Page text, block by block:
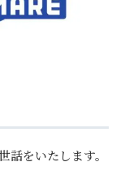
をいたします。